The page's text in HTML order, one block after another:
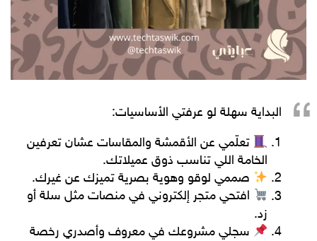
البداية سهلة لو عرفتي الأساسيات:
تعلّمي عن الأقمشة والمقاسات عشان تعرفين
الخامة اللي تناسب ذوق عميلاتك.
صممي لوقو وهوية بصرية تميزك عن غيرك.
افتحي متجر إلكتروني في منصات مثل سلة أو
زد.
سجلي مشروعك في معروف وأصدري رخصة